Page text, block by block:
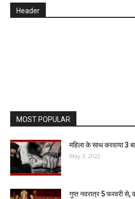
Header
MOST POPULAR
महिला के साथ करवाया 3
May 3, 2022
गुप्त नवरात्र 5 फरवरी से,